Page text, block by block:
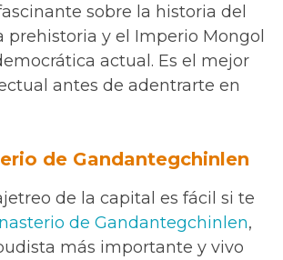
sobre la historia del
prehistoria y el Imperio Mongol
actual. Es el mejor
antes de adentrarte en
de Gandantegchinlen
de la capital es fácil si te
de Gandantegchinlen,
más importante y vivo